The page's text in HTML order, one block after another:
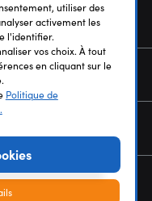
utiliser des
activement les
l'identifier.
vos choix. À tout
en cliquant sur le
Politique de